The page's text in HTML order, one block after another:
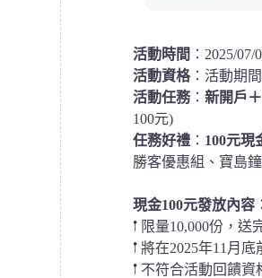
活動時間 ：2025/07/
活動資格：活動期
活動任務：新開戶
100元)
任務好禮 ： 100元現
勝客優惠組、寶島
現金100元發放內容
𖡡 限量10,000份，送
𖡡 將在2025年11月
𖡡 不符合活動回饋